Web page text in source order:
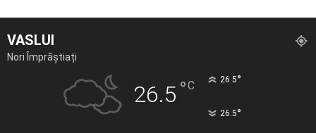
VASLUI
Nori Împrăștiați
26.5 °C 26.5°
26.5°